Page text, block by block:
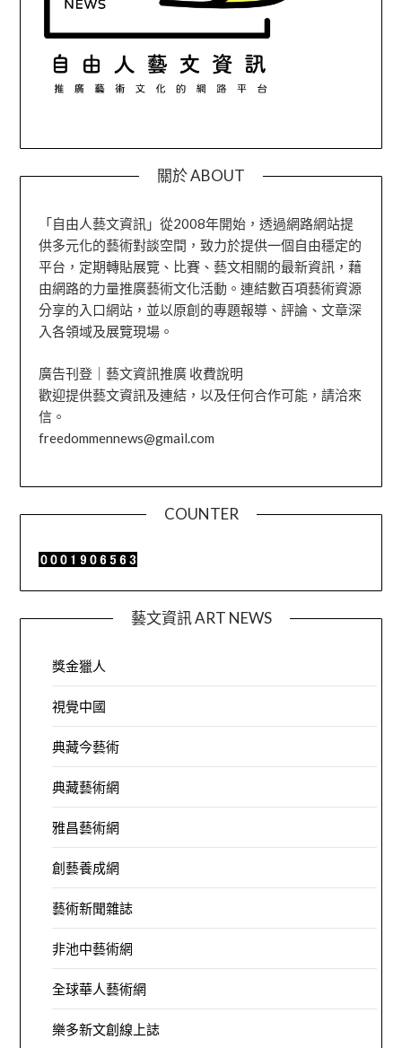
關於 ABOUT
「自由人藝文資訊」從2008年開始，透過網路網站提
供多元化的藝術對談空間，致力於提供一個自由穩定的
平台，定期轉貼展覽、比賽、藝文相關的最新資訊，藉
由網路的力量推廣藝術文化活動。連結數百項藝術資源
分享的入口網站，並以原創的專題報導、評論、文章深
入各領域及展覽現場。
廣告刊登｜藝文資訊推廣 收費說明
歡迎提供藝文資訊及連結，以及任何合作可能，請洽來
信。
freedommennews@gmail.com
COUNTER
藝文資訊 ART NEWS
獎金獵人
視覺中國
典藏今藝術
典藏藝術網
雅昌藝術網
創藝養成網
藝術新聞雜誌
非池中藝術網
全球華人藝術網
樂多新文創線上誌